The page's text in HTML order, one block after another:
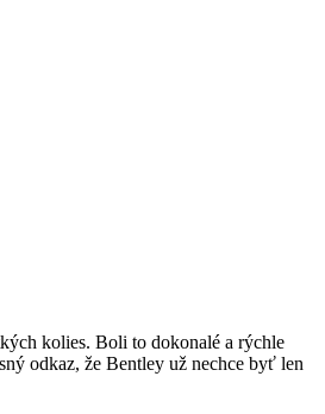
kolies. Boli to dokonalé a rýchle
odkaz, že Bentley už nechce byť len